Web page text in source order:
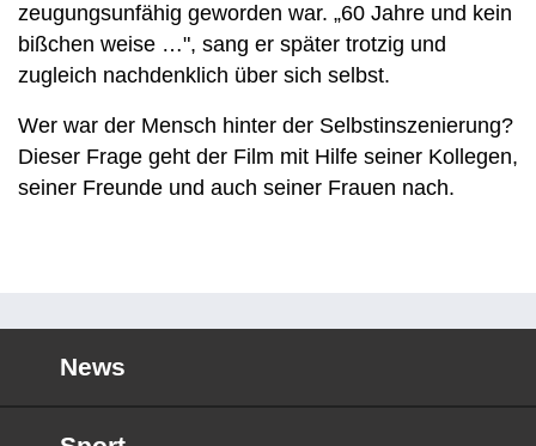
zeugungsunfähig geworden war. „60 Jahre und kein
bißchen weise …", sang er später trotzig und
zugleich nachdenklich über sich selbst.
Wer war der Mensch hinter der Selbstinszenierung?
Dieser Frage geht der Film mit Hilfe seiner Kollegen,
seiner Freunde und auch seiner Frauen nach.
News